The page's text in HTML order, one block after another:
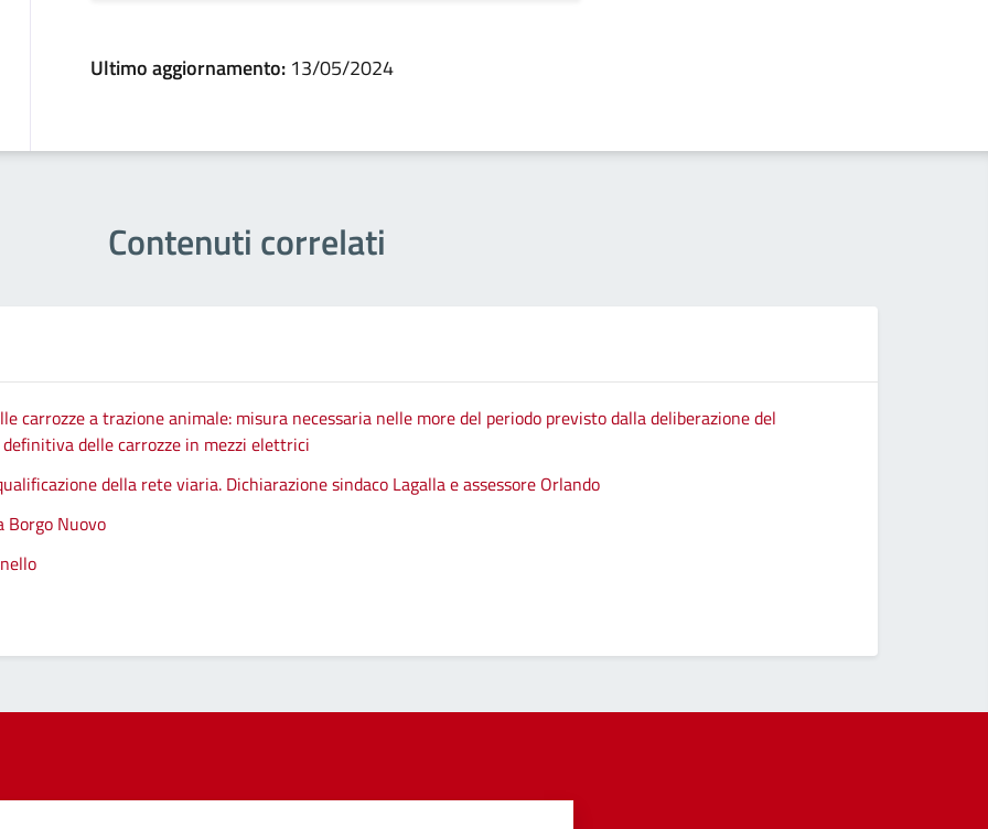
Ultimo aggiornamento: 13/05/2024
Contenuti correlati
carrozze a trazione animale: misura necessaria nelle more del periodo previsto dalla deliberazione del
delle carrozze in mezzi elettrici
della rete viaria. Dichiarazione sindaco Lagalla e assessore Orlando
Borgo Nuovo